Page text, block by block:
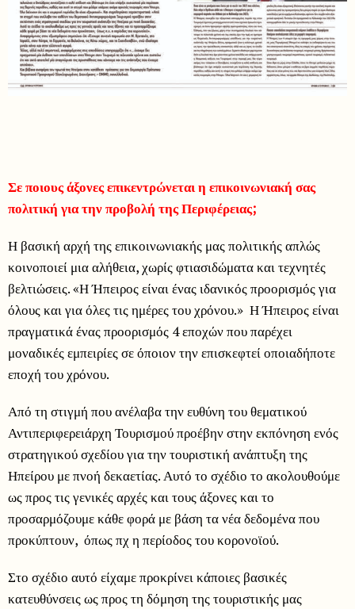
Σε ποιους άξονες επικεντρώνεται η επικοινωνιακή σας
πολιτική για την προβολή της Περιφέρειας;
Η βασική αρχή της επικοινωνιακής μας πολιτικής απλώς
κοινοποιεί μια αλήθεια, χωρίς φτιασιδώματα και τεχνητές
βελτιώσεις. «Η Ήπειρος είναι ένας ιδανικός προορισμός για
όλους και για όλες τις ημέρες του χρόνου.» Η Ήπειρος είναι
πραγματικά ένας προορισμός 4 εποχών που παρέχει
μοναδικές εμπειρίες σε όποιον την επισκεφτεί οποιαδήποτε
εποχή του χρόνου.
Από τη στιγμή που ανέλαβα την ευθύνη του θεματικού
Αντιπεριφερειάρχη Τουρισμού προέβην στην εκπόνηση ενός
στρατηγικού σχεδίου για την τουριστική ανάπτυξη της
Ηπείρου με πνοή δεκαετίας. Αυτό το σχέδιο το ακολουθούμε
ως προς τις γενικές αρχές και τους άξονες και το
προσαρμόζουμε κάθε φορά με βάση τα νέα δεδομένα που
προκύπτουν, όπως πχ η περίοδος του κορονοϊού.
Στο σχέδιο αυτό είχαμε προκρίνει κάποιες βασικές
κατευθύνσεις ως προς τη δόμηση της τουριστικής μας